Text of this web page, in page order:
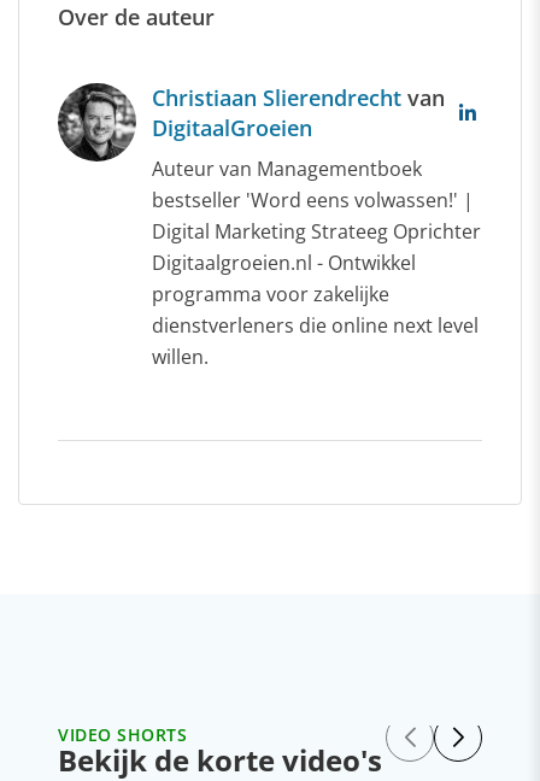
Over de auteur
Christiaan Slierendrecht van
DigitaalGroeien
Auteur van Managementboek
bestseller 'Word eens volwassen!' |
Digital Marketing Strateeg Oprichter
Digitaalgroeien.nl - Ontwikkel
programma voor zakelijke
dienstverleners die online next level
willen.
VIDEO SHORTS
Bekijk de korte video's